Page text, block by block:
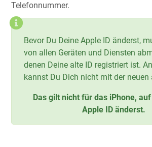
Telefonnummer.
Bevor Du Deine Apple ID änderst,
von allen Geräten und Diensten
denen Deine alte ID registriert ist.
kannst Du Dich nicht mit der neuen
Das gilt nicht für das iPhone,
Apple ID änderst.